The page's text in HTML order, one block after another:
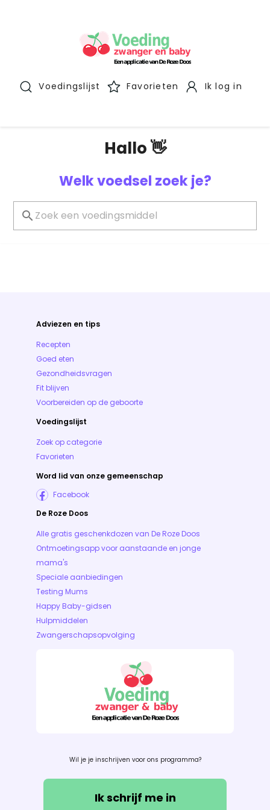
Voedingslijst Favorieten Ik log in
Hallo 👋
Welk voedsel zoek je?
Adviezen en tips
Recepten
Goed eten
Gezondheidsvragen
Fit blijven
Voorbereiden op de geboorte
Voedingslijst
Zoek op categorie
Favorieten
Word lid van onze gemeenschap
Facebook
De Roze Doos
Alle gratis geschenkdozen van De Roze Doos
Ontmoetingsapp voor aanstaande en jonge
mama's
Speciale aanbiedingen
Testing Mums
Happy Baby-gidsen
Hulpmiddelen
Zwangerschapsopvolging
Wil je je inschrijven voor ons programma?
Ik schrijf me in